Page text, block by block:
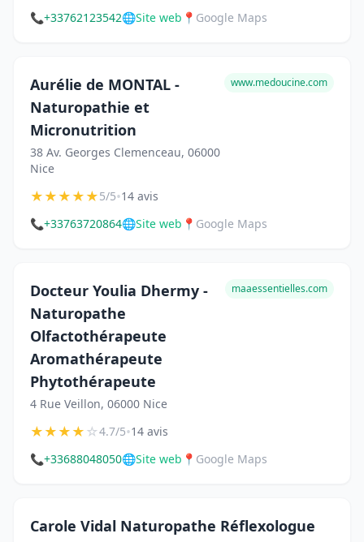
📞+33762123542🌐Site web 📍 Google Maps
Aurélie de MONTAL -
Naturopathie et
Micronutrition
38 Av. Georges Clemenceau, 06000
Nice
www.medoucine.com
★★★★★5/5•14 avis
📞+33763720864🌐Site web 📍 Google Maps
Docteur Youlia Dhermy -
Naturopathe
Olfactothérapeute
Aromathérapeute
Phytothérapeute
4 Rue Veillon, 06000 Nice
maaessentielles.com
★★★★☆4.7/5•14 avis
📞+33688048050🌐Site web 📍 Google Maps
Carole Vidal Naturopathe Réflexologue